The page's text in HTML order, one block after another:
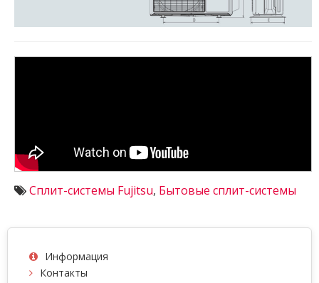
Сплит-системы Fujitsu, Бытовые сплит-системы
Информация
Контакты